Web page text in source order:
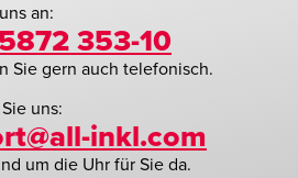
an:
353-10
Sie gern auch telefonisch.
uns:
inkl.com
um die Uhr für Sie da.